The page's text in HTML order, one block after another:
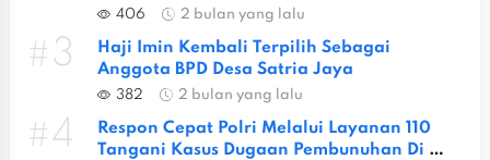
Persen
406 2 bulan yang lalu
#3
Haji Imin Kembali Terpilih Sebagai
Anggota BPD Desa Satria Jaya
382 2 bulan yang lalu
#4
Respon Cepat Polri Melalui Layanan 110
Tangani Kasus Dugaan Pembunuhan Di